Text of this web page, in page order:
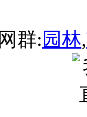
网群: 园林,